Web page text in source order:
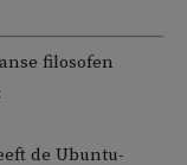
filosofen
de Ubuntu-